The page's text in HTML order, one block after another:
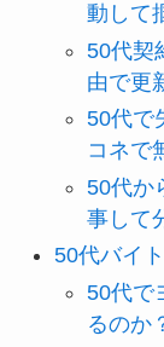
動して
50代契
由で更
50代で
コネで
50代か
事して
50代バイト
50代で
るのか